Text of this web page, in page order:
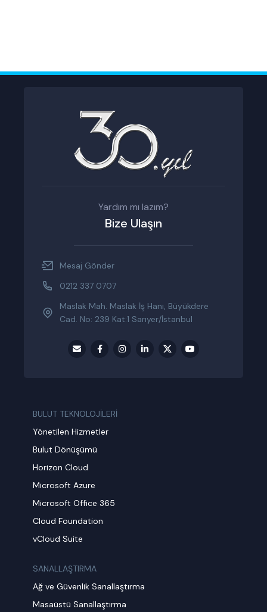
Yardım mı lazım?
Bize Ulaşın
Mesaj Gönder
0212 337 0707
Maslak Mah. Maslak İş Hanı, Büyükdere
Cad. No: 239 Kat:1 Sarıyer/İstanbul
BULUT TEKNOLOJİLERİ
Yönetilen Hizmetler
Bulut Dönüşümü
Horizon Cloud
Microsoft Azure
Microsoft Office 365
Cloud Foundation
vCloud Suite
SANALLAŞTIRMA
Ağ ve Güvenlik Sanallaştırma
Masaüstü Sanallaştırma